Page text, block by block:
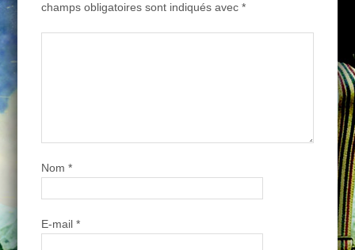
champs obligatoires sont indiqués avec*
Nom*
E-mail*